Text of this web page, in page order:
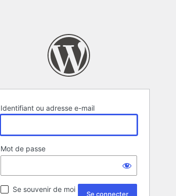
Identifiant ou adresse e-mail
Mot de passe
Se souvenir de moi